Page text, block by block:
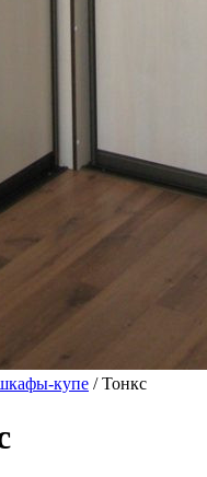
купе / Тонкс